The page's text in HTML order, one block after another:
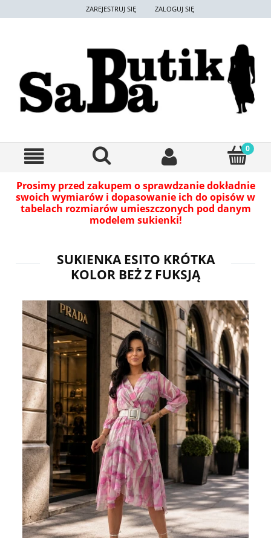
ZAREJESTRUJ SIĘ ZALOGUJ SIĘ
Prosimy przed zakupem o sprawdzanie dokładnie
swoich wymiarów i dopasowanie ich do opisów w
tabelach rozmiarów umieszczonych pod danym
modelem sukienki!
SUKIENKA ESITO KRÓTKA
KOLOR BEŻ Z FUKSJĄ